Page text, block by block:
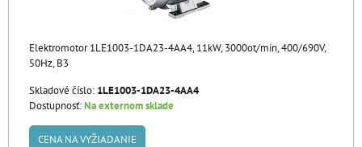
Elektromotor 1LE1003-1DA23-4AA4, 11kW, 3000ot/min, 400/690V,
50Hz, B3
Skladové číslo: 1LE1003-1DA23-4AA4
Dostupnosť:Na externom sklade
CENA NA VYŽIADANIE